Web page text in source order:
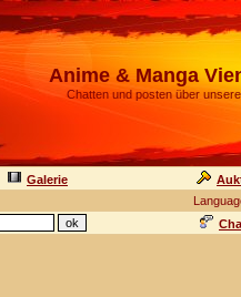
Anime & Manga
Chatten und posten über
Galerie